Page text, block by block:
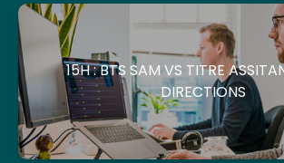
15H : BTS SAM VS TITRE
DIRECTIONS